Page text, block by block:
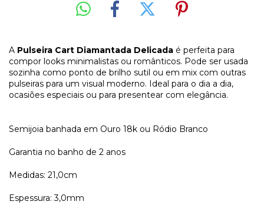
A Pulseira Cart Diamantada Delicada é perfeita para
compor looks minimalistas ou românticos. Pode ser usada
sozinha como ponto de brilho sutil ou em mix com outras
pulseiras para um visual moderno. Ideal para o dia a dia,
ocasiões especiais ou para presentear com elegância.
Semijoia banhada em Ouro 18k ou Ródio Branco
Garantia no banho de 2 anos
Medidas: 21,0cm
Espessura: 3,0mm